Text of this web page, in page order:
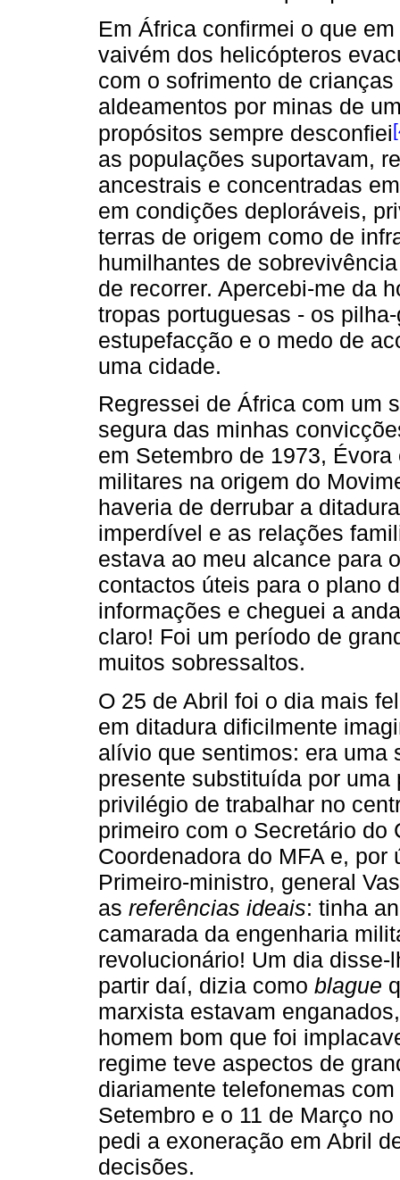
Em África confirmei o que
vaivém dos helicópteros
com o sofrimento de
aldeamentos por minas de
propósitos sempre desconfiei
as populações suportavam,
ancestrais e concentradas
em condições deploráveis,
terras de origem como de
humilhantes de
de recorrer. Apercebi-me da
tropas portuguesas - os
estupefacção e o medo de
uma cidade.
Regressei de África com um
segura das minhas
em Setembro de 1973,
militares na origem do
haveria de derrubar a
imperdível e as relações
estava ao meu alcance para
contactos úteis para o plano
informações e cheguei a
claro! Foi um período de
muitos sobressaltos.
O 25 de Abril foi o dia mais
em ditadura dificilmente
alívio que sentimos: era uma
presente substituída por
privilégio de trabalhar no
primeiro com o Secretário do
Coordenadora do MFA e,
Primeiro-ministro, general
as referências ideais: tinha
camarada da engenharia
revolucionário! Um dia
partir daí, dizia como blague
marxista estavam
homem bom que foi
regime teve aspectos de
diariamente telefonemas
Setembro e o 11 de Março
pedi a exoneração em Abril
decisões.